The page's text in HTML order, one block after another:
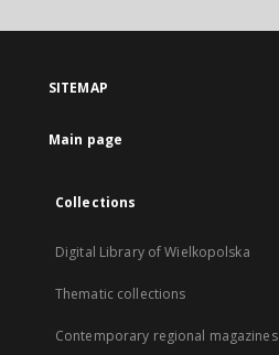
SITEMAP
Main page
Collections
Digital Library of Wielkopolska
Thematic collections
Contemporary regional magazines